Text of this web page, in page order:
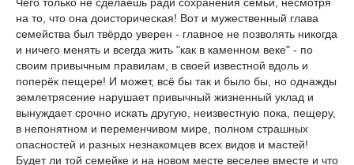
на то, что она доисторическая! Вот и мужественный глава
семейства был твёрдо уверен - главное не позволять никогда
и ничего менять и всегда жить "как в каменном веке" - по
своим привычным правилам, в своей известной вдоль и
поперёк пещере! И может, всё бы так и было бы, но однажды
землетрясение нарушает привычный жизненный уклад и
вынуждает срочно искать другую, неизвестную пока, пещеру,
в непонятном и переменчивом мире, полном страшных
опасностей и разных незнакомцев всех видов и мастей!
Будет ли той семейке и на новом месте веселее вместе и что